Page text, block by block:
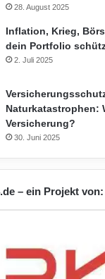
28. August 2025
Inflation, Krieg,
dein Portfolio
2. Juli 2025
Naturkatastrophen:
Versicherung?
30. Juni 2025
– ein Projekt von: